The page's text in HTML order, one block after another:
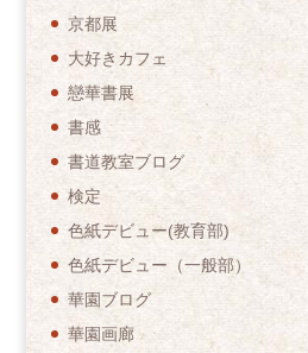
京都展
大好きカフェ
戀華書展
書感
書道教室ブログ
検定
色紙デビュー(教育部)
色紙デビュー（一般部）
華園ブログ
華園画廊